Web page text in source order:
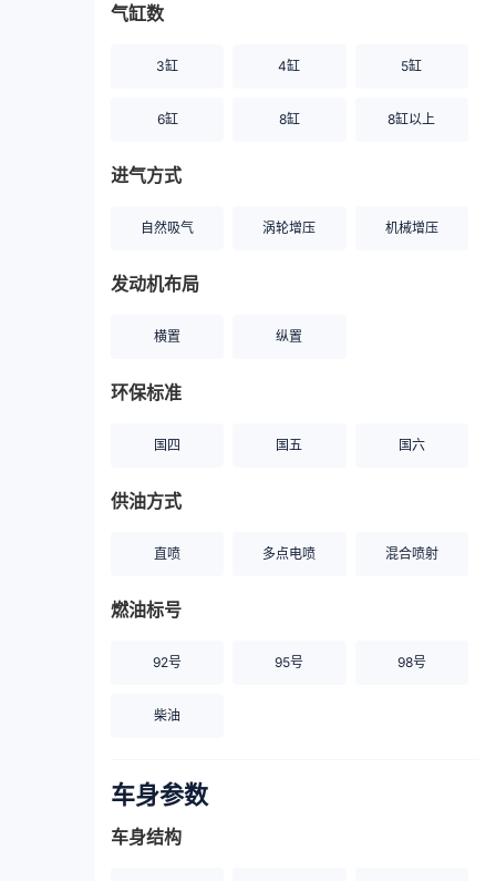
气缸数
3缸 4缸 5缸
6缸 8缸 8缸以上
进气方式
自然吸气 涡轮增压 机械增压
发动机布局
横置 纵置
环保标准
国四 国五 国六
供油方式
直喷 多点电喷 混合喷射
燃油标号
92号 95号 98号
柴油
车身参数
车身结构